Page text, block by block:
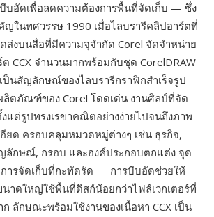
บอัดเพื่อลดความต้องการพื้นที่จัดเก็บ — ซึ่ง
ในทศวรรษ 1990 เมื่อไลบรารีคลิปอาร์ตที่
ส่งบนสื่อที่มีความจุจำกัด Corel จัดจำหน่าย
CCX จำนวนมากพร้อมกับชุด CorelDRAW
นสัญลักษณ์ของไลบรารีกราฟิกสำเร็จรูป
ลิตภัณฑ์ของ Corel โดดเด่น งานศิลป์ที่จัด
งแต่รูปทรงเรขาคณิตอย่างง่ายไปจนถึงภาพ
ยด ครอบคลุมหมวดหมู่ต่างๆ เช่น ธุรกิจ,
ลักษณ์, กรอบ และองค์ประกอบตกแต่ง จุด
ารจัดเก็บที่กะทัดรัด — การบีบอัดช่วยให้
าดใหญ่ใช้พื้นที่ดิสก์น้อยกว่าไฟล์เวกเตอร์ที่
ลักษณะพร้อมใช้งานของเนื้อหา CCX เป็น